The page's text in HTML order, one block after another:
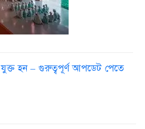
হন – গুরুত্বপূর্ণ আপডেট পেতে